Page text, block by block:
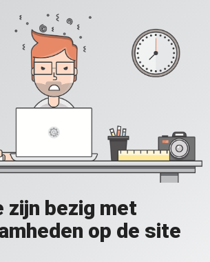
zijn bezig met
op de site